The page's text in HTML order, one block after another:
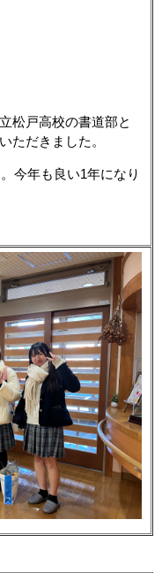
松戸高校の書道部と
ただきました。
今年も良い1年になり